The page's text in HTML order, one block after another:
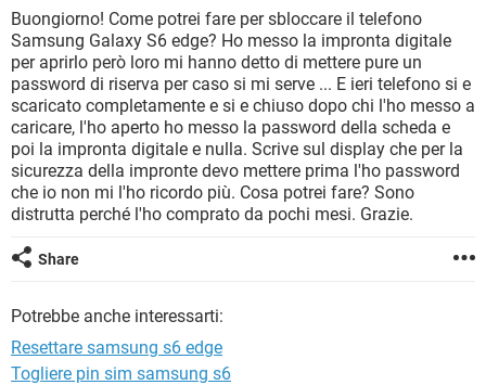
HARDWARE
INSTAGRAM WHATSAPP
TIKTOK FACEBOOK
HARDWARE
iOS WINDOWS 10
INSTAGRAM WHATSAPP
TIKTOK FACEBOOK
HARDWARE
COVID-19 GAMING
INTRATTENIMENTO ANDROID
iOS WINDOWS 10
INSTAGRAM
TIKTOK FACEBOOK
HARDWARE
Buongiorno! Come potrei fare per sbloccare il telefono
Samsung Galaxy S6 edge? Ho messo la impronta digitale
per aprirlo però loro mi hanno detto di mettere pure un
password di riserva per caso si mi serve ... E ieri telefono si e
scaricato completamente e si e chiuso dopo chi l'ho messo a
caricare, l'ho aperto ho messo la password della scheda e
poi la impronta digitale e nulla. Scrive sul display che per la
sicurezza della impronte devo mettere prima l'ho password
che io non mi l'ho ricordo più. Cosa potrei fare? Sono
distrutta perché l'ho comprato da pochi mesi. Grazie.
Share
Potrebbe anche interessarti:
Resettare samsung s6 edge
Togliere pin sim samsung s6